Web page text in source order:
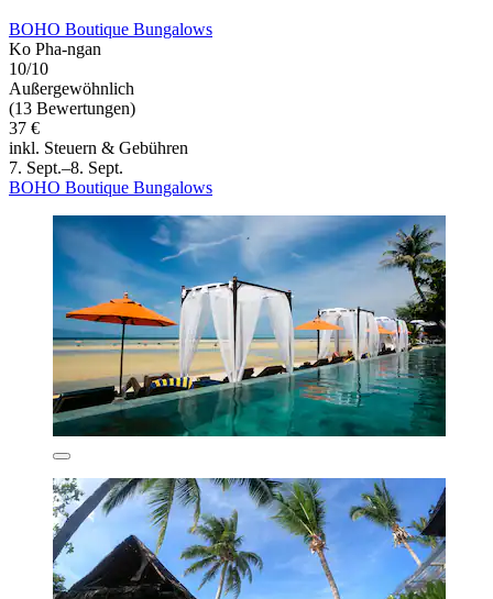
BOHO Boutique Bungalows
Ko Pha-ngan
10/10
Außergewöhnlich
(13 Bewertungen)
37 €
inkl. Steuern & Gebühren
7. Sept.–8. Sept.
BOHO Boutique Bungalows